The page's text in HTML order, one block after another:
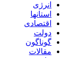
انرژی
استانها
اقتصادی
دولت
گوناگون
مقالات